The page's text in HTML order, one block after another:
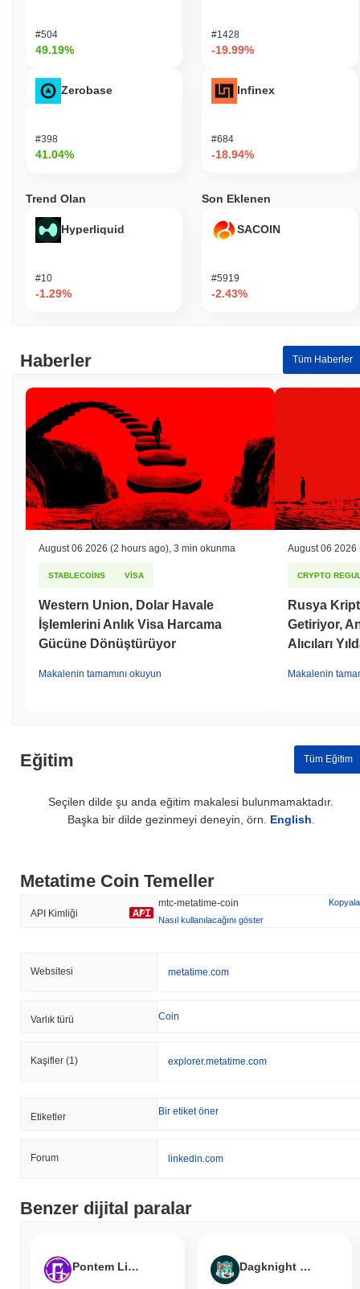
#504
49.19%
Zerobase
#398
41.04%
#1428
-19.99%
Infinex
#684
-18.94%
Trend Olan
Hyperliquid
#10
-1.29%
Son Eklenen
SACOIN
#5919
-2.43%
Haberler Tüm Haberler
August 06 2026 (2 hours ago) 3 min okunma
STABLECOINS VISA
Western Union, Dolar Havale
İşlemlerini Anlık Visa Harcama
Gücüne Dönüştürüyor
Makalenin tamamını okuyun
August 06 2026
CRYPTO
Rusya
Getiriyor,
Alıcıları
Makalenin
Eğitim Tüm Eğitim
Seçilen dilde şu anda eğitim makalesi bulunmamaktadır.
Başka bir dilde gezinmeyi deneyin, örn. English
Metatime Coin Temeller
API Kimliği
mtc-metatime-coin
Kopyala
Nasıl kullanılacağını göster
Websitesi metatime.com
Varlık türü Coin
Kaşifler (1) explorer.metatime.com
Etiketler Bir etiket öner
Forum linkedin.com
Benzer dijital paralar
Pontem Liquidswap Dagknight Dog